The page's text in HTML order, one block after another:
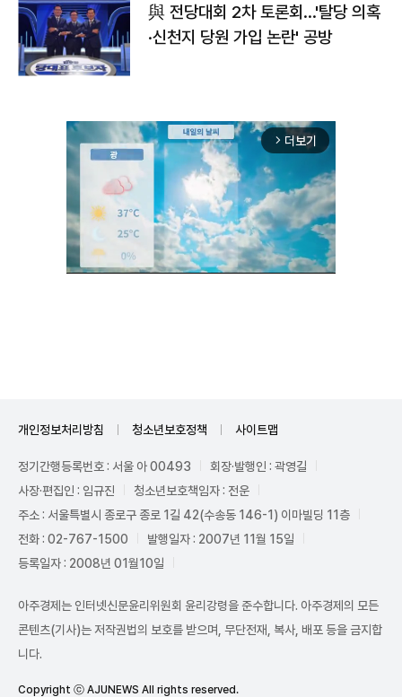
與 전당대회 2차 토론회…'탈당 의혹
·신천지 당원 가입 논란' 공방
arrow_forward_ios 더보기
개인정보처리방침 청소년보호정책 사이트맵
정기간행등록번호 : 서울 아 00493
회장·발행인 : 곽영길
사장·편집인 : 임규진
청소년보호책임자 : 전운
주소 : 서울특별시 종로구 종로 1길 42(수송동 146-1) 이마빌딩 11층
전화 : 02-767-1500
발행일자 : 2007년 11월 15일
등록일자 : 2008년 01월10일
아주경제는 인터넷신문윤리위원회 윤리강령을 준수합니다. 아주경제의 모든
콘텐츠(기사)는 저작권법의 보호를 받으며, 무단전재, 복사, 배포 등을 금지합
니다.
Copyright ⓒ AJUNEWS All rights reserved.